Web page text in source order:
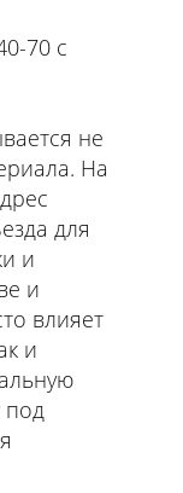
70 с
не
На
для
и
и
влияет
и
под